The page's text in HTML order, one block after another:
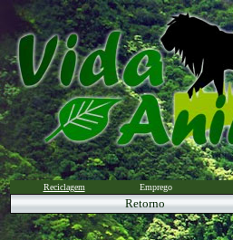
Reciclagem Emprego
Retorno